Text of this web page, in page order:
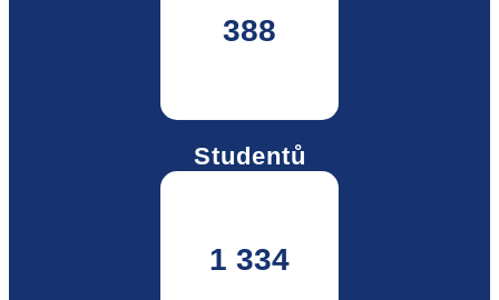
388
Studentů
1 334